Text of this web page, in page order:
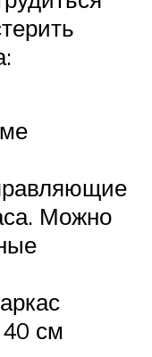
Можно
см